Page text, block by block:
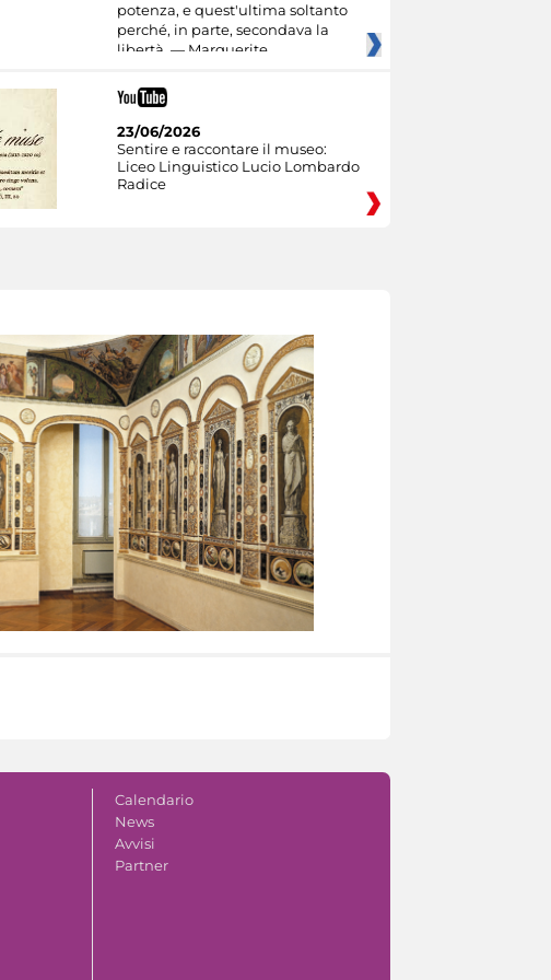
potenza, e quest'ultima soltanto
perché, in parte, secondava la
libertà. — Marguerite
23/06/2026
Sentire e raccontare il museo:
Liceo Linguistico Lucio Lombardo
Radice
Calendario
News
Avvisi
Partner